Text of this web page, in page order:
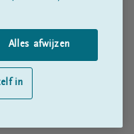
Alles afwijzen
in